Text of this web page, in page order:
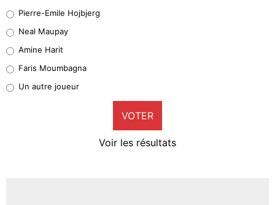
5%
1%
9%
Pierre-Emile Hojbjerg
Neal Maupay
Amine Harit
Faris Moumbagna
Un autre joueur
VOTER
Voir les résultats